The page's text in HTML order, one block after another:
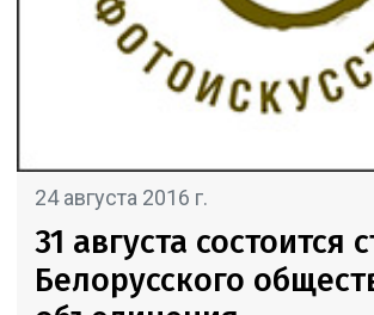
24 августа 2016 г.
31 августа состоится
Белорусского